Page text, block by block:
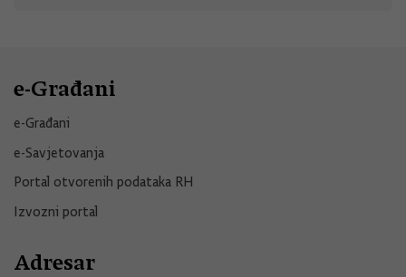
e-Građani
e-Građani
e-Savjetovanja
Portal otvorenih podataka RH
Izvozni portal
Adresar